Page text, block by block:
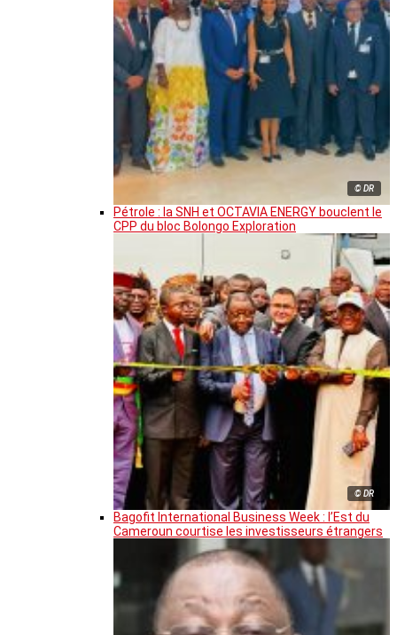
© DR
Pétrole : la SNH et OCTAVIA ENERGY bouclent le
CPP du bloc Bolongo Exploration
© DR
Bagofit International Business Week : l’Est du
Cameroun courtise les investisseurs étrangers